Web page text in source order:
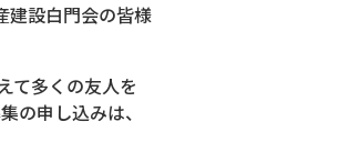
建設白門会の皆様
て多くの友人を
の申し込みは、